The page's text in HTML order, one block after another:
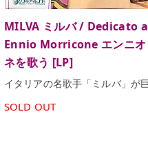
MILVA ミルバ / Dedicato
Ennio Morricone エンニオ
ネを歌う [LP]
イタリアの名歌手「ミルバ」が
SOLD OUT